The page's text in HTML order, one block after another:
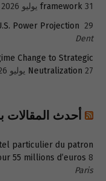
framework 31 يوليو 2026
Power Projection 29 يوليو 2026
Dent
Change to Strategic
Neutralization 27 يوليو 2026
أحدث المقالات
particulier du patron
55 millions d’euros 8 أغسطس 2026
Paris